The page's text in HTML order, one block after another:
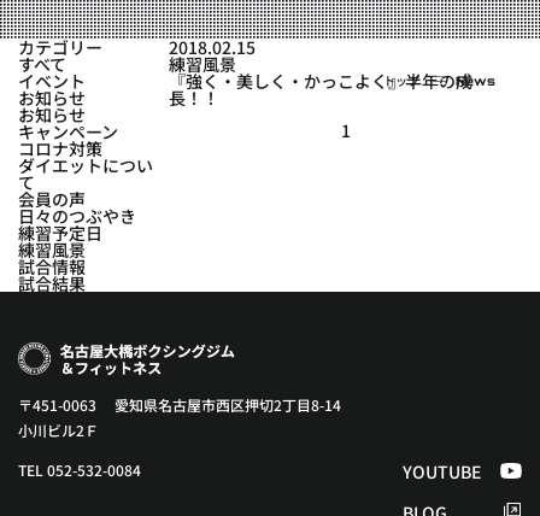
料金システム
選手紹介
よくある質問
フィットネスコース
料金システム
ビフォーアフター
YOUTUBE BLOG
トップ News
カテゴリー
すべて
イベント
お知らせ
お知らせ
キャンペーン
コロナ対策
ダイエットについ
て
会員の声
日々のつぶやき
練習予定日
練習風景
試合情報
試合結果
2018.02.15
練習風景
『強く・美しく・かっこよく』半年の成
長！！
1
〒451-0063 愛知県名古屋市西区押切2丁目8-14
小川ビル2Ｆ
TEL 052-532-0084
YOUTUBE